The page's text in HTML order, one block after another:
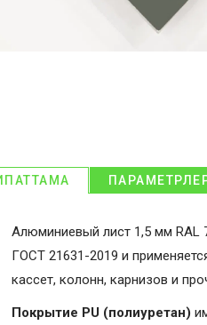
Алюминиевый лист 1,5 мм RAL
ГОСТ 21631-2019 и
кассет, колонн, карнизов и
Покрытие PU (полиуретан)